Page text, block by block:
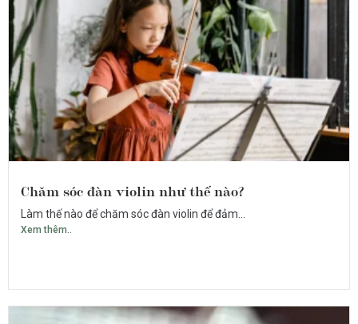
Chăm sóc đàn violin như thế nào?
Làm thế nào để chăm sóc đàn violin để đảm...
Xem thêm..